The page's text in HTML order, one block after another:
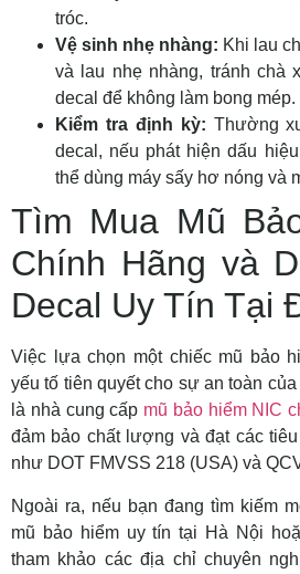
tróc.
Vệ sinh nhẹ nhàng: Khi lau
và lau nhẹ nhàng, tránh chà
decal để không làm bong mép.
Kiểm tra định kỳ: Thường
decal, nếu phát hiện dấu
thể dùng máy sấy hơ nóng và
Tìm Mua Mũ
Chính Hãng và
Decal Uy Tín Tại
Việc lựa chọn một chiếc mũ bảo
yếu tố tiên quyết cho sự an toàn
là nhà cung cấp mũ bảo hiểm NIC
đảm bảo chất lượng và đạt các
như DOT FMVSS 218 (USA) và
Ngoài ra, nếu bạn đang tìm kiếm
mũ bảo hiểm uy tín tại Hà Nội
tham khảo các địa chỉ chuyên